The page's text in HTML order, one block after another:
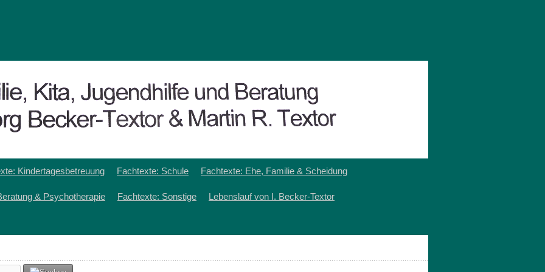
Kindertagesbetreuung Fachtexte: Schule Fachtexte: Ehe, Familie & Scheidung
& Psychotherapie Fachtexte: Sonstige Lebenslauf von I. Becker-Textor